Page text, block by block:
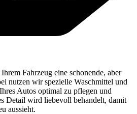
Fahrzeug eine schonende, aber
nutzen wir spezielle Waschmittel und
Autos optimal zu pflegen und
Detail wird liebevoll behandelt, damit
aussieht.